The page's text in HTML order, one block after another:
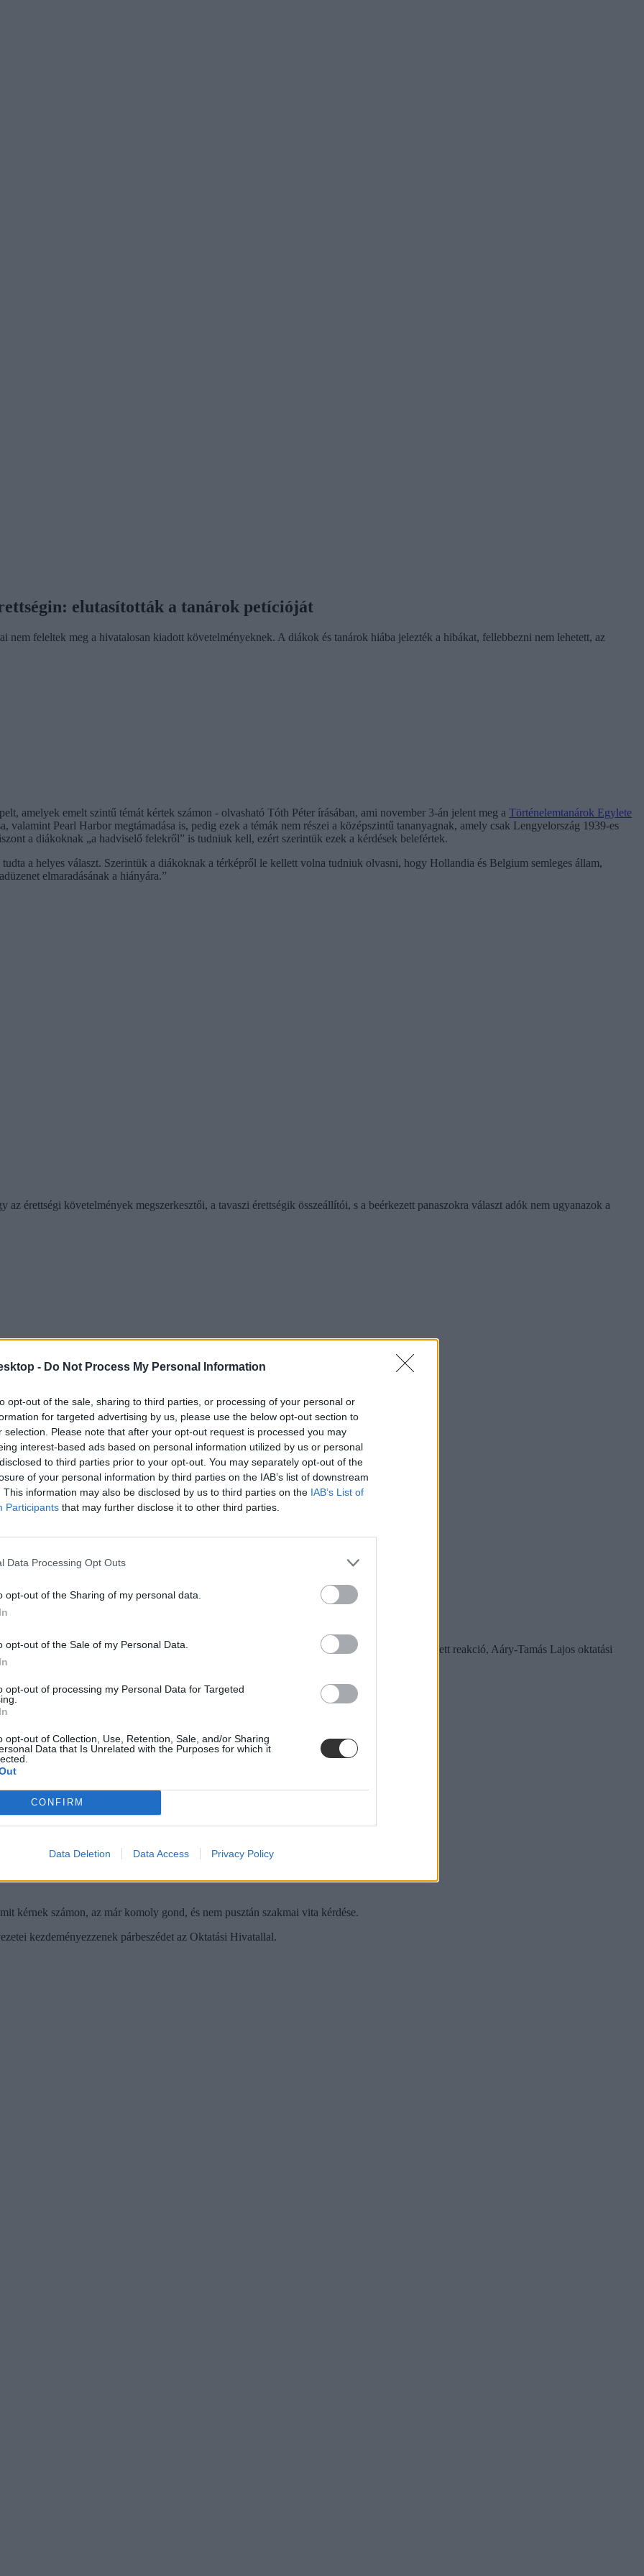
- Do Not Process My Personal Information
opt-out of the sale, sharing to third parties, or processing of your personal or
for targeted advertising by us, please use the below opt-out section to
selection. Please note that after your opt-out request is processed you may
interest-based ads based on personal information utilized by us or personal
to third parties prior to your opt-out. You may separately opt-out of the
of your personal information by third parties on the IAB’s list of downstream
This information may also be disclosed by us to third parties on the IAB’s List of
Participants that may further disclose it to other third parties.
Data Processing Opt Outs
opt-out of the Sharing of my personal data.
opt-out of the Sale of my Personal Data.
opt-out of processing my Personal Data for Targeted
opt-out of Collection, Use, Retention, Sale, and/or Sharing
Data that Is Unrelated with the Purposes for which it
CONFIRM
Data Deletion Data Access Privacy Policy
elutasították a tanárok petícióját
feleltek meg a hivatalosan kiadott követelményeknek. A diákok és tanárok hiába jelezték a hibákat, fellebbezni nem lehetett, az
amelyek emelt szintű témát kértek számon - olvasható Tóth Péter írásában, ami november 3-án jelent meg a Történelemtanárok Egylete
Pearl Harbor megtámadása is, pedig ezek a témák nem részei a középszintű tananyagnak, amely csak Lengyelország 1939-es
a diákoknak „a hadviselő felekről” is tudniuk kell, ezért szerintük ezek a kérdések belefértek.
a helyes választ. Szerintük a diákoknak a térképről le kellett volna tudniuk olvasni, hogy Hollandia és Belgium semleges állam,
elmaradásának a hiányára.”
érettségi követelmények megszerkesztői, a tavaszi érettségik összeállítói, s a beérkezett panaszokra választ adók nem ugyanazok a
olyan témára kérdeztek rá, melyet 2024-ben kivettek az emelt követelmények közül.
petíciót az Oktatási Jogok Biztosának, ám sokáig választ sem kaptak. Amikor végül érkezett reakció, Aáry-Tamás Lajos oktatási
kérdés, melynek eldöntése történészi szakmai kompetenciát igényel”.
kérnek számon, az már komoly gond, és nem pusztán szakmai vita kérdése.
kezdeményezzenek párbeszédet az Oktatási Hivatallal.